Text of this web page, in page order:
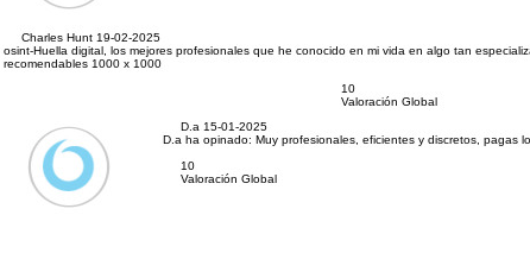
Charles Hunt 19-02-2025
osint-Huella digital, los mejores profesionales que he conocido en mi vida en algo tan
recomendables 1000 x 1000
10
Valoración Global
D.a 15-01-2025
D.a ha opinado:Muy profesionales, eficientes y discretos, pagas
10
Valoración Global